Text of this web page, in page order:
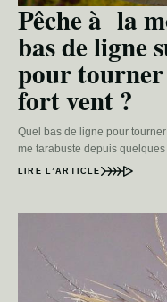
Pêche à la
bas de ligne
pour tourner
fort vent ?
Quel bas de ligne pour
me tarabuste depuis
LIRE L’ARTICLE